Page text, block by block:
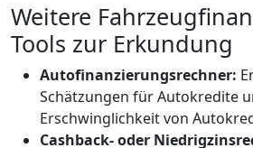
Weitere
Tools zur Erkundung
Autofinanzierungsrechner:
Schätzungen für Autokredite
Erschwinglichkeit von
Cashback- oder